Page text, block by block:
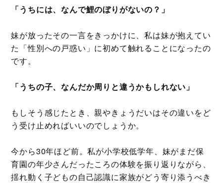
「うちには、なんで鯉のぼりがないの？」
妹が放ったその一言をきっかけに、私は妹が抱えてい
た「性別への戸惑い」に初めて触れることになったの
です。
「うちの子、なんだか周りと違うかもしれない」
もしそう感じたとき、親やきょうだいはその違いをど
う受け止めればいいのでしょうか。
今から30年ほど前。私が小学校低学年、妹がまだ保
育園の年少さんだったころの体験を振り返りながら、
揺れ動く子どもの自己認識に家族がどう寄り添うべき